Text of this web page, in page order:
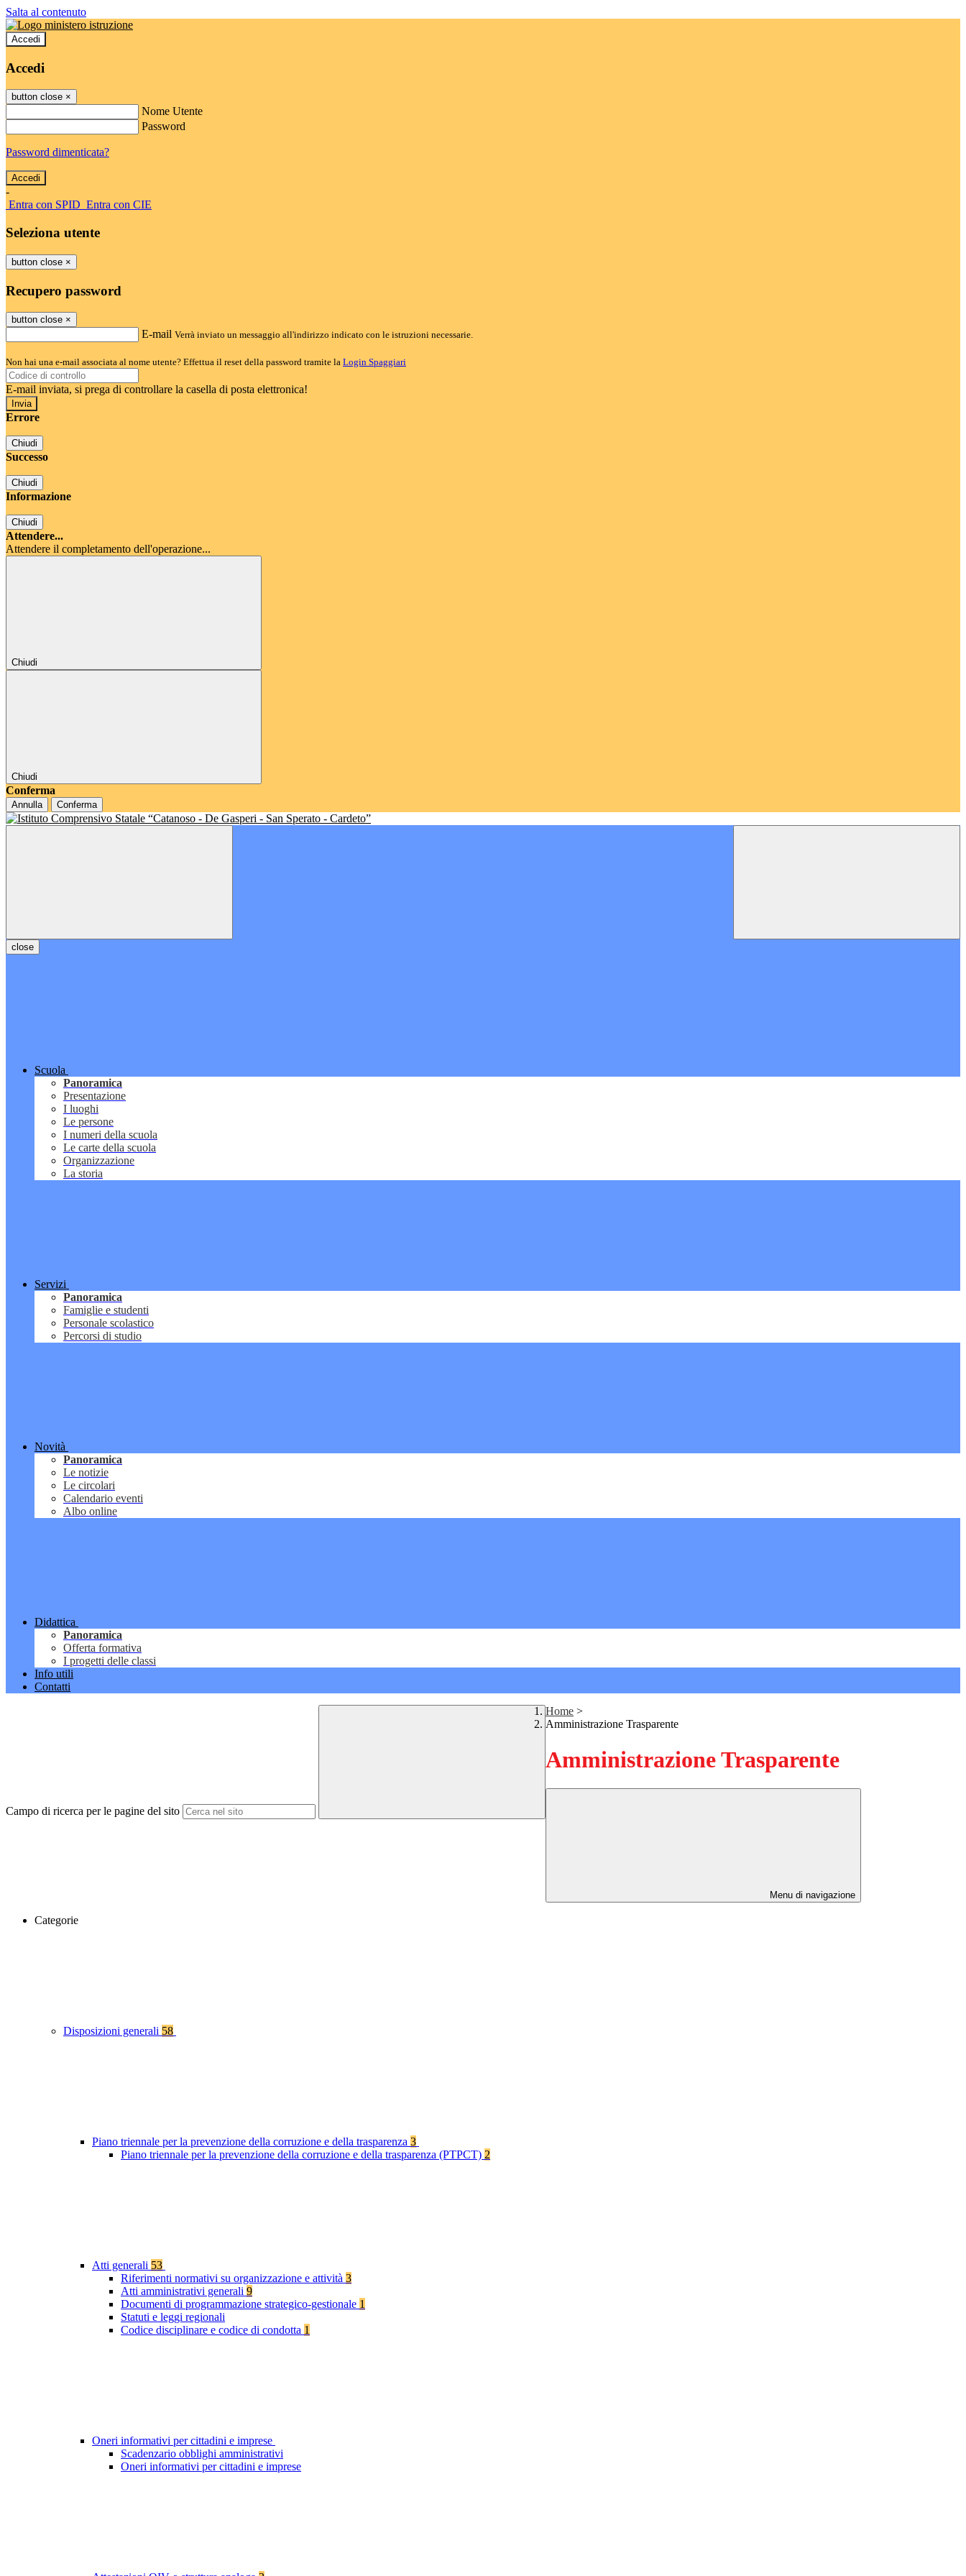
Salta al contenuto
Accedi
Accedi
button close ×
Nome Utente
Password
Password dimenticata?
-
Entra con SPID Entra con CIE
Seleziona utente
button close ×
Recupero password
button close ×
E-mail Verrà inviato un messaggio all'indirizzo indicato con le istruzioni necessarie.
Non hai una e-mail associata al nome utente? Effettua il reset della password tramite la Login Spaggiari
E-mail inviata, si prega di controllare la casella di posta elettronica!
Errore
Chiudi
Successo
Chiudi
Informazione
Chiudi
Attendere...
Attendere il completamento dell'operazione...
Chiudi
Chiudi
Conferma
Annulla Conferma
close
Scuola
Panoramica
Presentazione
I luoghi
Le persone
I numeri della scuola
Le carte della scuola
Organizzazione
La storia
Servizi
Panoramica
Famiglie e studenti
Personale scolastico
Percorsi di studio
Novità
Panoramica
Le notizie
Le circolari
Calendario eventi
Albo online
Didattica
Panoramica
Offerta formativa
I progetti delle classi
Info utili
Contatti
Campo di ricerca per le pagine del sito
Home >
Amministrazione Trasparente
Amministrazione Trasparente
Menu di navigazione
Categorie
Disposizioni generali 58
Piano triennale per la prevenzione della corruzione e della trasparenza 3
Piano triennale per la prevenzione della corruzione e della trasparenza (PTPCT) 2
Atti generali 53
Riferimenti normativi su organizzazione e attività 3
Atti amministrativi generali 9
Documenti di programmazione strategico-gestionale 1
Statuti e leggi regionali
Codice disciplinare e codice di condotta 1
Oneri informativi per cittadini e imprese
Scadenzario obblighi amministrativi
Oneri informativi per cittadini e imprese